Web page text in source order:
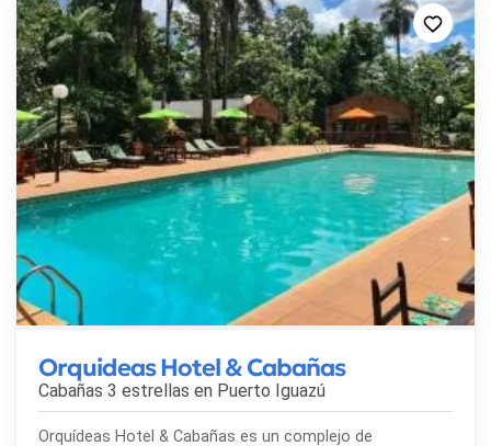
Orquideas Hotel & Cabañas
Cabañas 3 estrellas en Puerto Iguazú
Orquídeas Hotel & Cabañas es un complejo de